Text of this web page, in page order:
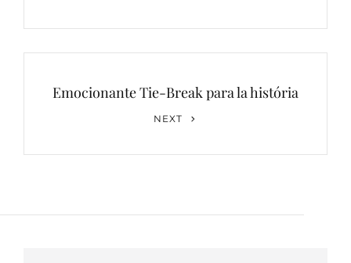
Emocionante Tie-Break para la história
NEXT